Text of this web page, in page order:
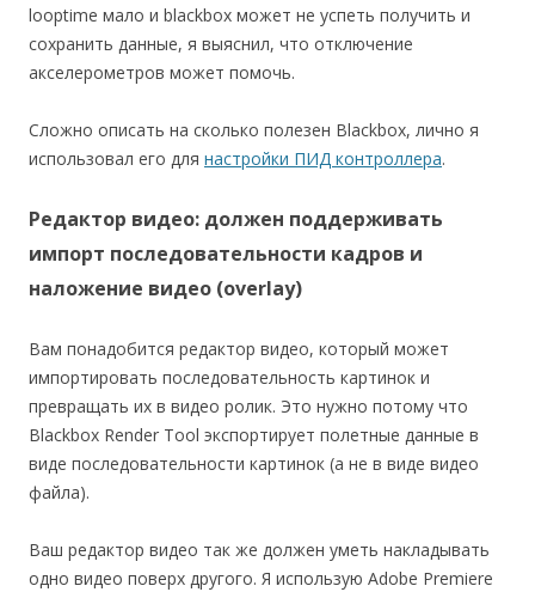
looptime мало и blackbox может не успеть получить и
сохранить данные, я выяснил, что отключение
акселерометров может помочь.
Сложно описать на сколько полезен Blackbox, лично я
использовал его для настройки ПИД контроллера.
Редактор видео: должен поддерживать
импорт последовательности кадров и
наложение видео (overlay)
Вам понадобится редактор видео, который может
импортировать последовательность картинок и
превращать их в видео ролик. Это нужно потому что
Blackbox Render Tool экспортирует полетные данные в
виде последовательности картинок (а не в виде видео
файла).
Ваш редактор видео так же должен уметь накладывать
одно видео поверх другого. Я использую Adobe Premiere